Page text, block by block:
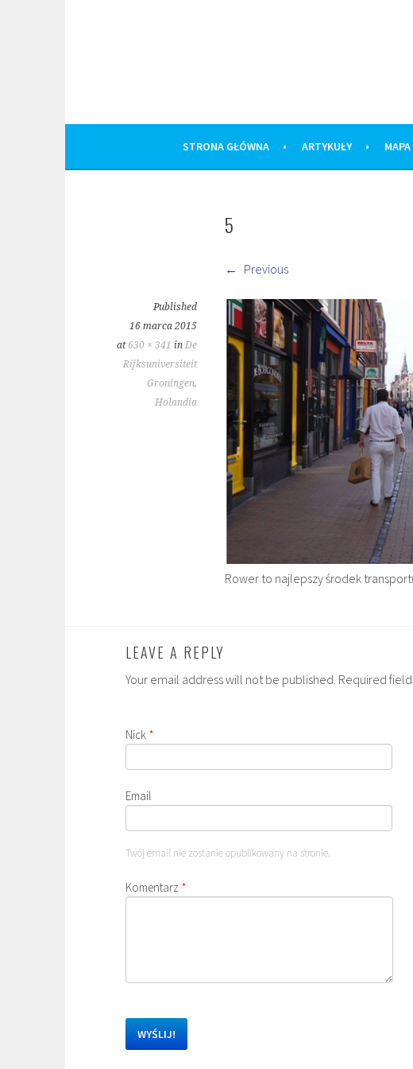
STRONA GŁÓWNA ARTYKUŁY
5
Previous
Published
16 marca 2015
at 630 × 341 in De
Rijksuniversiteit
Groningen,
Holandia
Rower to najlepszy środek
LEAVE A REPLY
Your email address will not be published. Required
Nick *
Email
Twój email nie zostanie opublikowany na stronie.
Komentarz *